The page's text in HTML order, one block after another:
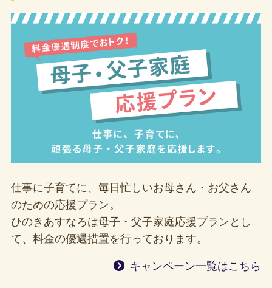
仕事に子育てに、毎日忙しいお母さん・お父さん
のための応援プラン。
ひのきあすなろは母子・父子家庭応援プランとし
て、料金の優遇措置を行っております。
キャンペーン一覧はこちら